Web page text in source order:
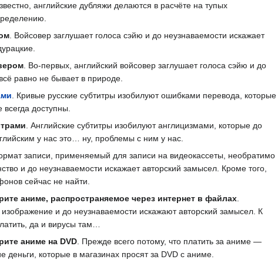
английские дубляжи делаются в расчёте на тупых
. Войсовер заглушает голоса сэйю и до неузнаваемости искажает
. Во-первых, английский войсовер заглушает голоса сэйю и до
равно не бывает в природе.
. Кривые русские субтитры изобилуют ошибками перевода, которые
доступны.
. Английские субтитры изобилуют англицизмами, которые до
у нас это… ну, проблемы с ним у нас.
записи, применяемый для записи на видеокассеты, необратимо
и до неузнаваемости искажает авторский замысел. Кроме того,
сейчас не найти.
аниме, распространяемое через интернет в файлах.
и до неузнаваемости искажают авторский замысел. К
да и вирусы там…
аниме на DVD. Прежде всего потому, что платить за аниме —
деньги, которые в магазинах просят за DVD с аниме.